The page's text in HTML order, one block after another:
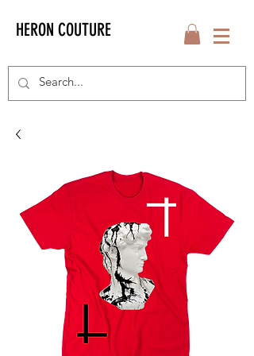
HERON COUTURE